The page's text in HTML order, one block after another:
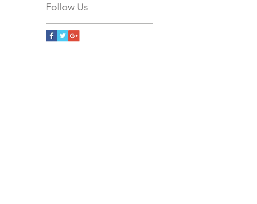
Follow Us